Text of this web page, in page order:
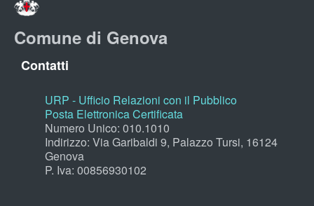
Comune di Genova
Contatti
URP - Ufficio Relazioni con il Pubblico
Posta Elettronica Certificata
Numero Unico: 010.1010
Indirizzo: Via Garibaldi 9, Palazzo Tursi, 16124
Genova
P. Iva: 00856930102